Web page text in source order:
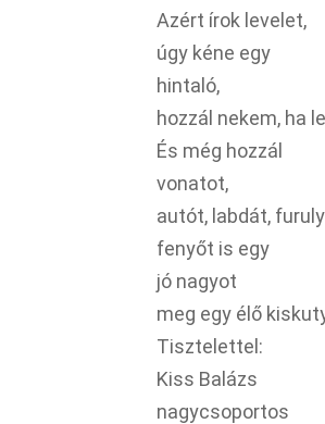
Azért írok levelet,
úgy kéne egy
hintaló,
hozzál nekem, ha
És még hozzál
vonatot,
autót, labdát,
fenyőt is egy
jó nagyot
meg egy élő
Tisztelettel:
Kiss Balázs
nagycsoportos